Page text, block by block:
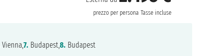
prezzo per persona Tasse incluse
Vienna,7. Budapest,8. Budapest